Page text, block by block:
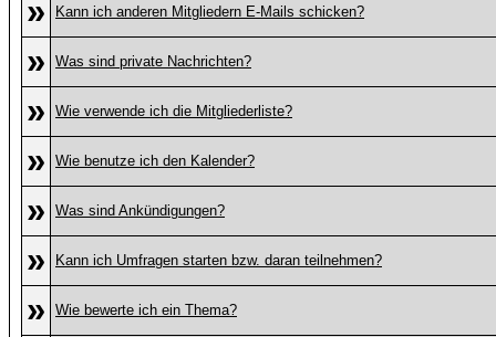
» Kann ich anderen Mitgliedern E-Mails schicken?
» Was sind private Nachrichten?
» Wie verwende ich die Mitgliederliste?
» Wie benutze ich den Kalender?
» Was sind Ankündigungen?
» Kann ich Umfragen starten bzw. daran teilnehmen?
» Wie bewerte ich ein Thema?